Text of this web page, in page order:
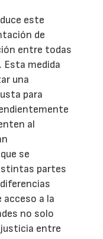
este
de
entre todas
Esta medida
una
para
al
se
partes
a la
no solo
entre